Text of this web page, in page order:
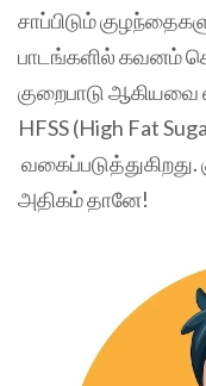
சாப்பிடும்
பாடங்களில் கவனம்
குறைபாடு ஆகியவை
HFSS (High Fat
அதிகம் தானே!